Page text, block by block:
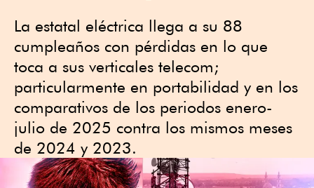
La estatal eléctrica llega a su 88
cumpleaños con pérdidas en lo que
toca a sus verticales telecom;
particularmente en portabilidad y en los
comparativos de los periodos enero-
julio de 2025 contra los mismos meses
de 2024 y 2023.